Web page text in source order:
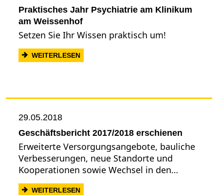
Praktisches Jahr Psychiatrie am Klinikum
am Weissenhof
Setzen Sie Ihr Wissen praktisch um!
WEITERLESEN: PRAKTISCHES JAHR PSYCHIATRIE AM
29.05.2018
Geschäftsbericht 2017/2018 erschienen
Erweiterte Versorgungsangebote, bauliche
Verbesserungen, neue Standorte und
Kooperationen sowie Wechsel in den…
WEITERLESEN: GESCHÄFTSBERICHT 2017/2018